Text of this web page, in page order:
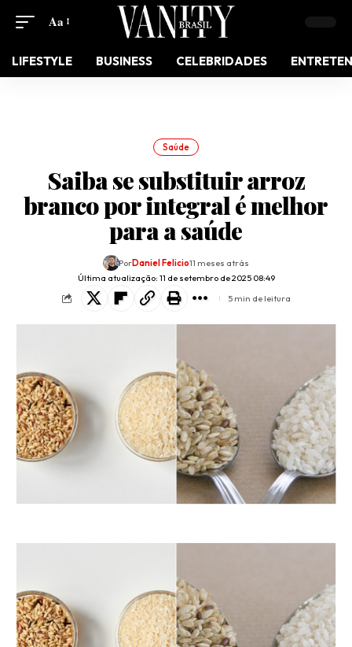
Aa
LIFESTYLE BUSINESS CELEBRIDADES
Saúde
Saiba se substituir arroz
branco por integral é melhor
para a saúde
Última atualização: 11 de setembro de 2025 08:49
PorDaniel Felicio11 meses atrás
5 min de leitura